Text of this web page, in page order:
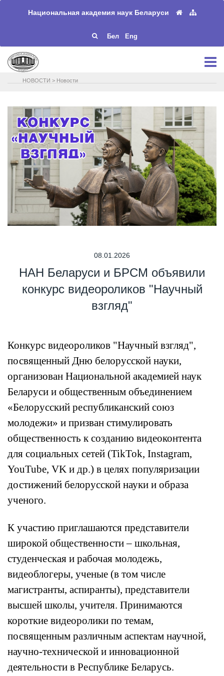
Национальная академия наук Беларуси
Бел Eng
НОВОСТИ > Новости
08.01.2026
НАН Беларуси и БРСМ объявили
конкурс видеороликов "Научный
взгляд"
Конкурс видеороликов "Научный взгляд",
посвященный Дню белорусской науки,
организован Национальной академией наук
Беларуси и общественным объединением
«Белорусский республиканский союз
молодежи» и призван стимулировать
общественность к созданию видеоконтента
для социальных сетей (TikTok, Instagram,
YouTube, VK и др.) в целях популяризации
достижений белорусской науки и образа
ученого.
К участию приглашаются представители
широкой общественности – школьная,
студенческая и рабочая молодежь,
видеоблогеры, ученые (в том числе
магистранты, аспиранты), представители
высшей школы, учителя. Принимаются
короткие видеоролики по темам,
посвященным различным аспектам научной,
научно-технической и инновационной
деятельности в Республике Беларусь.